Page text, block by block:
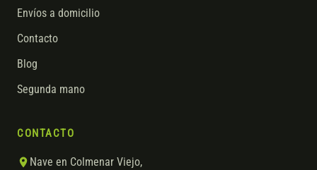
Envíos a domicilio
Contacto
Blog
Segunda mano
CONTACTO
Nave en Colmenar Viejo,